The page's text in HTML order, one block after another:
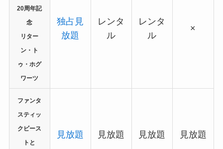
20周年記
念
リター
ン・ト
ゥ・ホグ
ワーツ
独占見
放題
レンタ
ル
レンタ
ル
×
ファンタ
スティッ
クビース
トと
見放題 見放題 見放題 見放題